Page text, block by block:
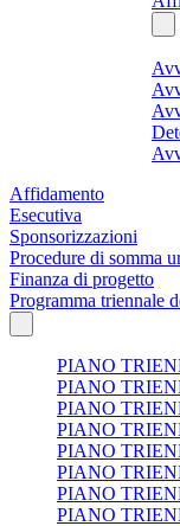
Affidamento
Esecutiva
Sponsorizzazioni
Procedure di somma
Finanza di progetto
Programma triennale
PIANO
PIANO
PIANO
PIANO
PIANO
PIANO
PIANO
PIANO